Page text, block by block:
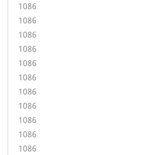
1086
1086
1086
1086
1086
1086
1086
1086
1086
1086
1086